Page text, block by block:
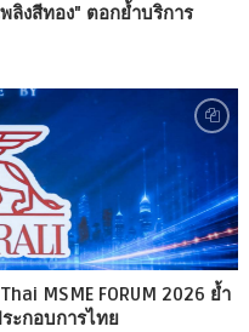
ลิงสีทอง" ตอกย้ำบริการ
MSME FORUM 2026 ย้ำ
ะกอบการไทย